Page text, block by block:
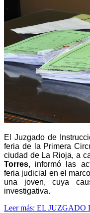
El Juzgado de
feria de la Primera
ciudad de La Rioja, a
Torres, informó las
feria judicial en el
una joven, cuya
investigativa.
Leer más: EL